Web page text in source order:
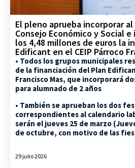
El pleno aprueba incorporar
Consejo Económico y Social
los 4,48 millones de euros la
Edificant en el CEIP Párroco
• Todos los grupos municipales
de la financiación del Plan
Francisco Mas, que incorporará
para alumnado de 2 años
• También se aprueban los dos
correspondientes al calendario
serán el jueves 25 de marzo
de octubre, con motivo de las
29 julio 2026